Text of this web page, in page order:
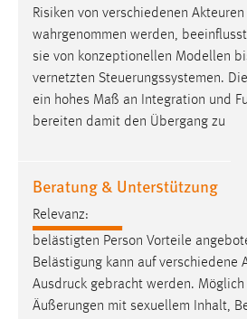
Risiken von verschiedenen
wahrgenommen werden,
sie von konzeptionellen Modellen
vernetzten Steuerungssystemen.
ein hohes Maß an Integration und
bereiten damit den Übergang zu
Beratung & Unterstützung
Relevanz:
belästigten Person Vorteile
Belästigung kann auf verschiedene
Ausdruck gebracht werden.
Äußerungen mit sexuellem Inhalt,